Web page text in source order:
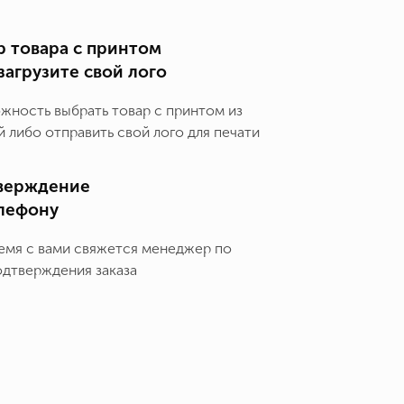
товара с принтом
свой лого
выбрать товар с принтом из
либо отправить свой лого для печати
с вами свяжется менеджер по
заказа